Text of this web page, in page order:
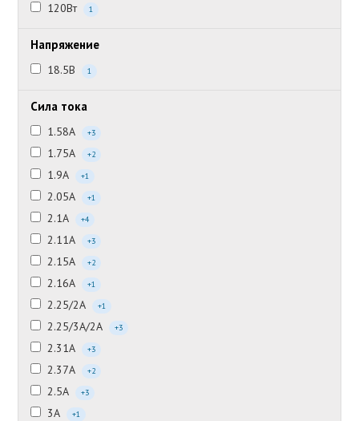
120Вт 1
Напряжение
18.5В 1
Сила тока
1.58А +3
1.75А +2
1.9А +1
2.05А +1
2.1А +4
2.11А +3
2.15А +2
2.16А +1
2.25/2А +1
2.25/3А/2А +3
2.31А +3
2.37А +2
2.5А +3
3А +1